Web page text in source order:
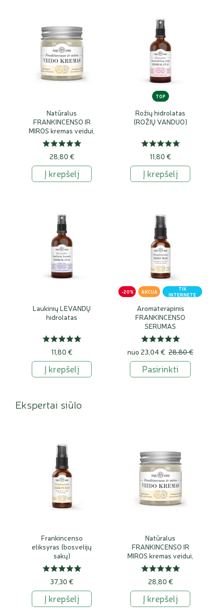
Natūralus
FRANKINCENSO IR
MIROS kremas veidui,
su bičių vašku
28,80 €
Į krepšelį
TOP
Rožių hidrolatas
(ROŽIŲ VANDUO)
11,80 €
Į krepšelį
Laukinių LEVANDŲ
hidrolatas
11,80 €
Į krepšelį
-20% AKCIJA
TIK
INTERNETE
Aromaterapinis
FRANKINCENSO
SERUMAS
nuo 23,04 € 28,80 €
Pasirinkti
Ekspertai siūlo
Frankincenso
eliksyras (bosvelijų
sakų)
37,30 €
Į krepšelį
Natūralus
FRANKINCENSO IR
MIROS kremas veidui,
su bičių vašku
28,80 €
Į krepšelį